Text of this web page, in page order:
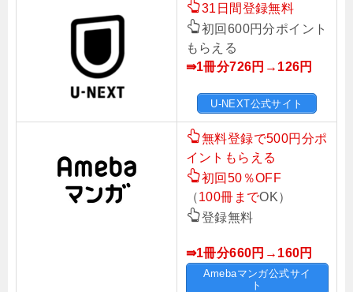
31日間登録無料
初回600円分ポイント
もらえる
⇛1冊分726円→126円
U-NEXT公式サイト
無料登録で500円分ポ
イントもらえる
初回50％OFF
（100冊までOK）
登録無料
⇛1冊分660円→160円
Amebaマンガ公式サイ
ト